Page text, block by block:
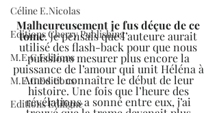
Céline E.Nicolas
Editions Cherry Publishing
M.E.C Editions
M.E.C Editions
Editions Ediligne
Malheureusement je fus déçue de ce
tome. Je pensais que l’auteure aurait
utilisé des flash-back pour que nous
puissions mesurer plus encore la
puissance de l’amour qui unit Héléna à
Amos et connaître le début de leur
histoire. Une fois que l’heure des
révélations a sonné entre eux, j’ai